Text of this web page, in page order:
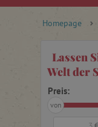
Homepage
Lassen
Welt der
Preis:
von